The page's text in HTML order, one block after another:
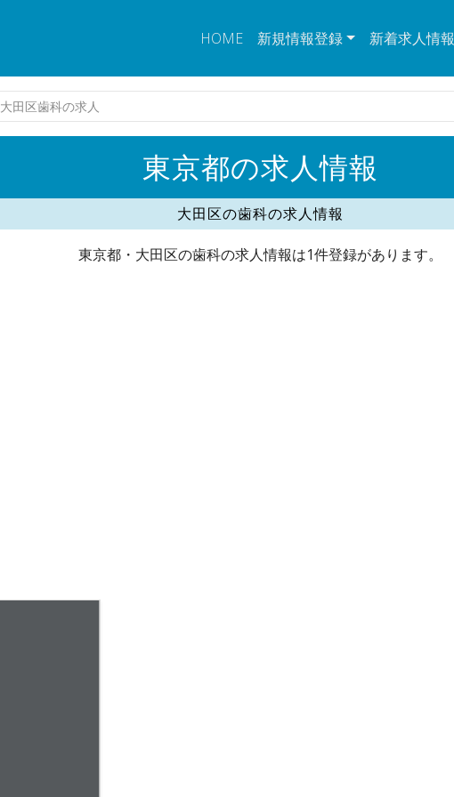
HOME 新規情報登録 新着求人情報
大田区歯科の求人
東京都の求人情報
大田区の歯科の求人情報
東京都・大田区の歯科の求人情報は1件登録があります。